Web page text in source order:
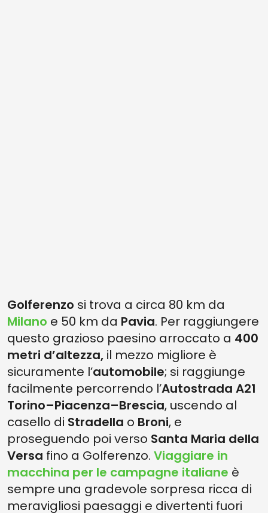
Golferenzo si trova a circa 80 km da
Milano e 50 km da Pavia. Per raggiungere
questo grazioso paesino arroccato a 400
metri d’altezza, il mezzo migliore è
sicuramente l’automobile; si raggiunge
facilmente percorrendo l’Autostrada A21
Torino–Piacenza–Brescia, uscendo al
casello di Stradella o Broni, e
proseguendo poi verso Santa Maria della
Versa fino a Golferenzo. Viaggiare in
macchina per le campagne italiane è
sempre una gradevole sorpresa ricca di
meravigliosi paesaggi e divertenti fuori